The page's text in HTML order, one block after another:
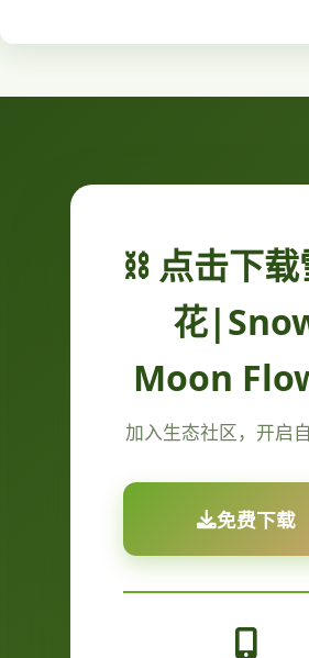
⛓️ 点击下载
花
Moon
加入生态社区，开启
免费下载